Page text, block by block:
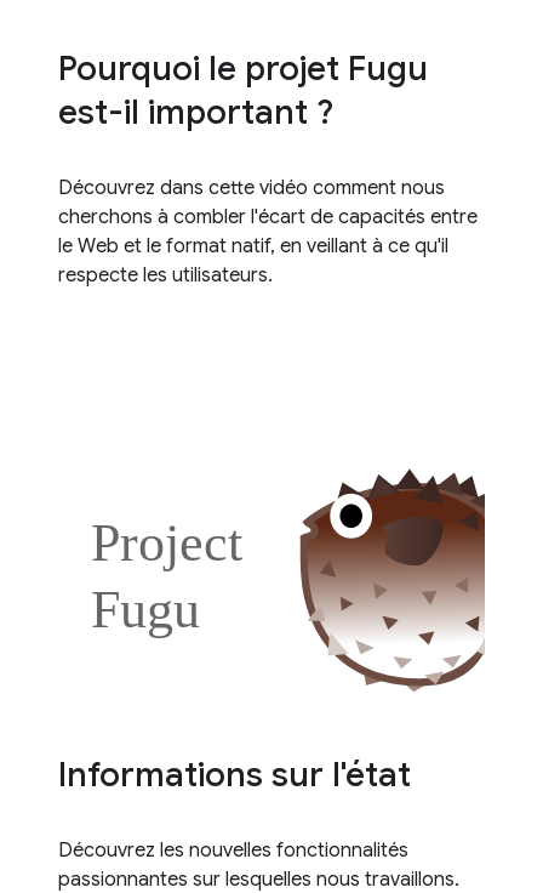
Pourquoi le projet Fugu
est-il important ?
Découvrez dans cette vidéo comment nous
cherchons à combler l'écart de capacités entre
le Web et le format natif, en veillant à ce qu'il
respecte les utilisateurs.
Informations sur l'état
Découvrez les nouvelles fonctionnalités
passionnantes sur lesquelles nous travaillons.